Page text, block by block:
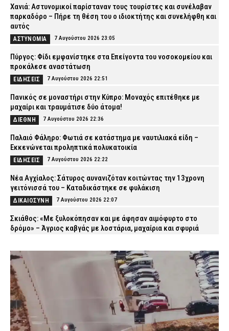
Χανιά: Αστυνομικοί παρίσταναν τους τουρίστες και συνέλαβαν
παρκαδόρο – Πήρε τη θέση του ο ιδιοκτήτης και συνελήφθη και
αυτός
ΑΣΤΥΝΟΜΙΑ 7 Αυγούστου 2026 23:05
Πύργος: Φίδι εμφανίστηκε στα Επείγοντα του νοσοκομείου και
προκάλεσε αναστάτωση
ΕΙΔΗΣΕΙΣ 7 Αυγούστου 2026 22:51
Πανικός σε μοναστήρι στην Κύπρο: Μοναχός επιτέθηκε με
μαχαίρι και τραυμάτισε δύο άτομα!
ΔΙΕΘΝΗ 7 Αυγούστου 2026 22:36
Παλαιό Φάληρο: Φωτιά σε κατάστημα με ναυτιλιακά είδη –
Εκκενώνεται προληπτικά πολυκατοικία
ΕΙΔΗΣΕΙΣ 7 Αυγούστου 2026 22:22
Νέα Αγχίαλος: Σάτυρος αυνανιζόταν κοιτώντας την 13χρονη
γειτόνισσά του – Καταδικάστηκε σε φυλάκιση
ΔΙΚΑΙΟΣΥΝΗ 7 Αυγούστου 2026 22:07
Σκιάθος: «Με ξυλοκόπησαν και με άφησαν αιμόφυρτο στο
δρόμο» – Άγριος καβγάς με λοστάρια, μαχαίρια και σφυριά
Εξαφάνιση 15χρονου στην Αθήνα: Τι αναφέρει το «Χαμόγελο του
Παιδιού»
ΕΙΔΗΣΕΙΣ
Συνελήφθησαν σε Καβάλα και Αλεξανδρούπολη τρεις άνδρες
για ναρκωτικά και λαθραίο καπνό
ΑΣΤΥΝΟΜΙΑ